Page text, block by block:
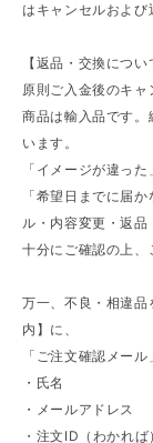
はキャンセルおよび
【返品・交換につい
原則ご入金後のキャ
商品は輸入品です
います。
「イメージが違っ
「希望日までに届
ル・内容変更・返品
十分にご確認の上、
万一、不良・相違
内】に、
「ご注文確認メー
・氏名
・メールアドレス
・注文ID（わかれば